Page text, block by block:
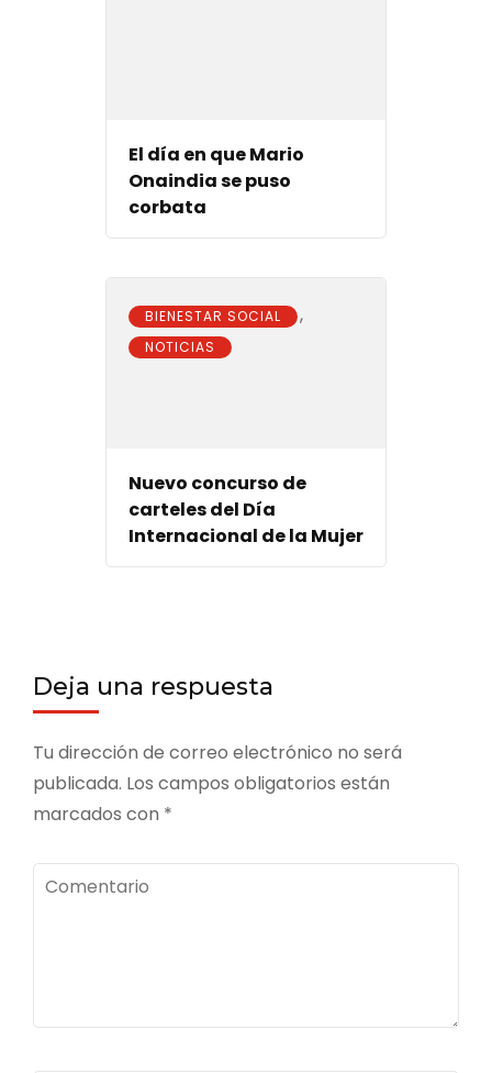
El día en que Mario
Onaindia se puso
corbata
BIENESTAR SOCIAL ,
NOTICIAS
Nuevo concurso de
carteles del Día
Internacional de la Mujer
Deja una respuesta
Tu dirección de correo electrónico no será
publicada. Los campos obligatorios están
marcados con *
Comentario